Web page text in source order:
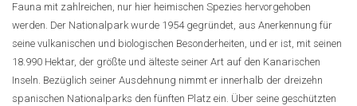
Fauna mit zahlreichen, nur hier heimischen Spezies hervorgehoben
werden. Der Nationalpark wurde 1954 gegründet, aus Anerkennung für
seine vulkanischen und biologischen Besonderheiten, und er ist, mit seinen
18.990 Hektar, der größte und älteste seiner Art auf den Kanarischen
Inseln. Bezüglich seiner Ausdehnung nimmt er innerhalb der dreizehn
spanischen Nationalparks den fünften Platz ein. Über seine geschützten